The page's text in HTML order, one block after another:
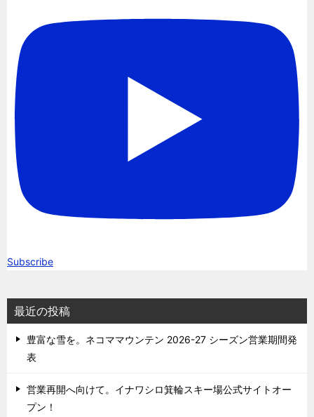
Subscribe
最近の投稿
豊富な雪を。ネコママウンテン 2026-27 シーズン営業期間発
表
営業再開へ向けて。イナワシロ箕輪スキー場公式サイトオー
プン！